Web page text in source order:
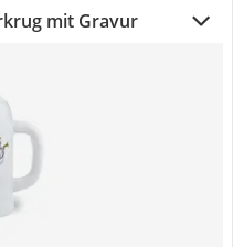
mit Gravur